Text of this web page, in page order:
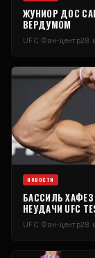
ЖУНИОР ДОС
ВЕРДУМОМ
UFC Фан-центр28
НОВОСТИ
БАССИЛЬ
НЕУДАЧИ UFC
UFC Фан-центр28